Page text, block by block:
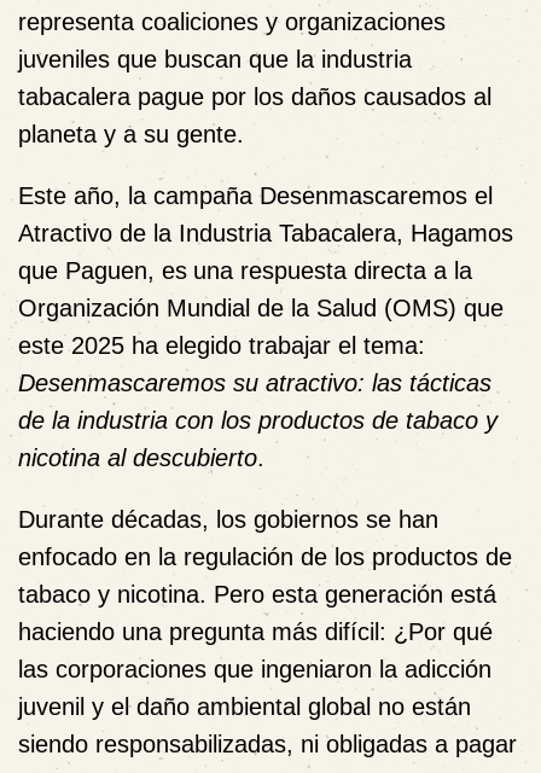
representa coaliciones y organizaciones
juveniles que buscan que la industria
tabacalera pague por los daños causados al
planeta y a su gente.
Este año, la campaña Desenmascaremos el
Atractivo de la Industria Tabacalera, Hagamos
que Paguen, es una respuesta directa a la
Organización Mundial de la Salud (OMS) que
este 2025 ha elegido trabajar el tema:
Desenmascaremos su atractivo: las tácticas
de la industria con los productos de tabaco y
nicotina al descubierto.
Durante décadas, los gobiernos se han
enfocado en la regulación de los productos de
tabaco y nicotina. Pero esta generación está
haciendo una pregunta más difícil: ¿Por qué
las corporaciones que ingeniaron la adicción
juvenil y el daño ambiental global no están
siendo responsabilizadas, ni obligadas a pagar